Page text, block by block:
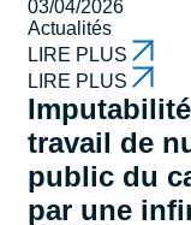
03/04/2026
Actualités
LIRE PLUS
LIRE PLUS
travail de
public du
par une